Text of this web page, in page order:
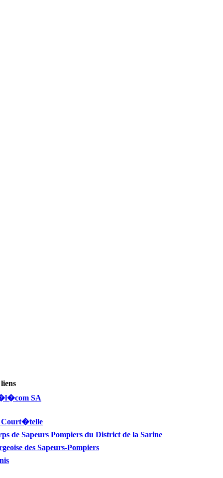
SA
Court�telle
de Sapeurs Pompiers du District de la Sarine
des Sapeurs-Pompiers